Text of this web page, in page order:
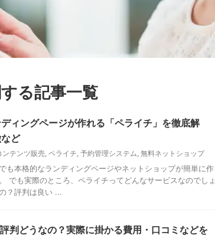
る記事一覧
ィングページが作れる「ペライチ」を徹底解
ど
ンテンツ販売 ペライチ 予約管理システム 無料ネットショップ
も本格的なランディングページやネットショップが簡単に作
でも実際のところ、ペライチってどんなサービスなのでしょ
？評判は良い ...
判どうなの？実際に掛かる費用・口コミなどを